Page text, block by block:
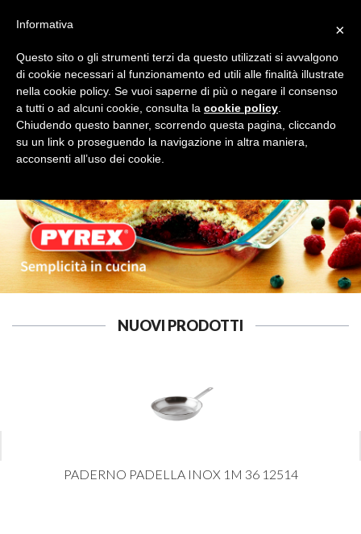
CAFFETTERIA E RICAMBI Cerca
NUOVI PRODOTTI
PADERNO PADELLA INOX 1M 36 12514
×
Informativa
Questo sito o gli strumenti terzi da questo utilizzati si avvalgono
di cookie necessari al funzionamento ed utili alle finalità illustrate
nella cookie policy. Se vuoi saperne di più o negare il consenso
a tutti o ad alcuni cookie, consulta la cookie policy
Chiudendo questo banner, scorrendo questa pagina, cliccando
su un link o proseguendo la navigazione in altra maniera,
acconsenti all’uso dei cookie.